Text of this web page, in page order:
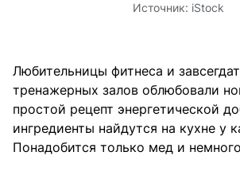
Источник: iStock
Любительницы фитнеса и
тренажерных залов облюбовали
простой рецепт энергетической
ингредиенты найдутся на кухне у
Понадобится только мед и